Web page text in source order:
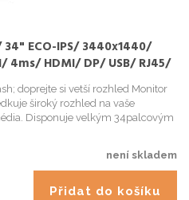
ECO-IPS/ 3440x1440/
4ms/ HDMI/ DP/ USB/ RJ45/
doprejte si vetší rozhled Monitor
široký rozhled na vaše
Disponuje velkým 34palcovým
není skladem
Přidat do košíku